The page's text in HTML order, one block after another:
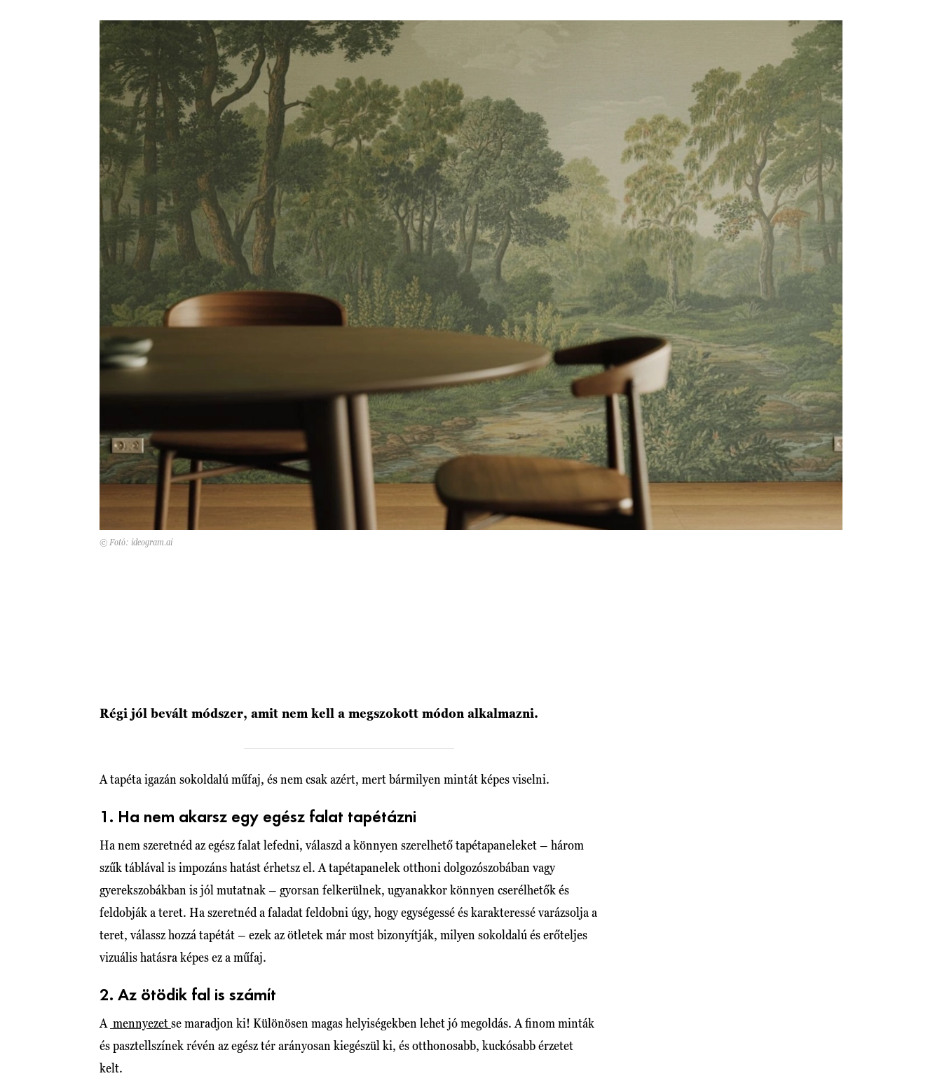
© Fotó: ideogram.ai
Régi jól bevált módszer, amit nem kell a megszokott módon alkalmazni.
A tapéta igazán sokoldalú műfaj, és nem csak azért, mert bármilyen mintát képes viselni.
1. Ha nem akarsz egy egész falat tapétázni
Ha nem szeretnéd az egész falat lefedni, válaszd a könnyen szerelhető tapétapaneleket – három
szűk táblával is impozáns hatást érhetsz el. A tapétapanelek otthoni dolgozószobában vagy
gyerekszobákban is jól mutatnak – gyorsan felkerülnek, ugyanakkor könnyen cserélhetők és
feldobják a teret. Ha szeretnéd a faladat feldobni úgy, hogy egységessé és karakteressé varázsolja a
teret, válassz hozzá tapétát – ezek az ötletek már most bizonyítják, milyen sokoldalú és erőteljes
vizuális hatásra képes ez a műfaj.
2. Az ötödik fal is számít
A mennyezetse maradjon ki! Különösen magas helyiségekben lehet jó megoldás. A finom minták
és pasztellszínek révén az egész tér arányosan kiegészül ki, és otthonosabb, kuckósabb érzetet
kelt.